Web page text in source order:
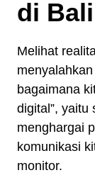
di
Melihat
bagaimana
digital”, yaitu
menghargai
komunikasi
monitor.